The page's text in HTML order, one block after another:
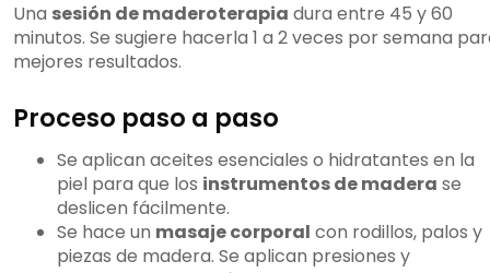
Una sesión de maderoterapia dura entre 45 y 60
minutos. Se sugiere hacerla 1 a 2 veces por semana
mejores resultados.
Proceso paso a paso
Se aplican aceites esenciales o hidratantes en la
piel para que los instrumentos de madera se
deslicen fácilmente.
Se hace un masaje corporal con rodillos, palos y
piezas de madera. Se aplican presiones y